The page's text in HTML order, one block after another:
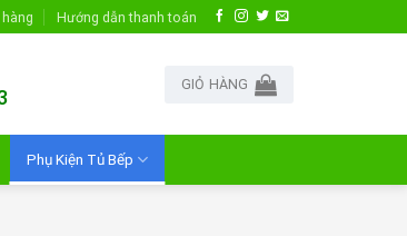
Hướng dẫn thanh toán
GIỎ HÀNG
Phụ Kiện Tủ Bếp